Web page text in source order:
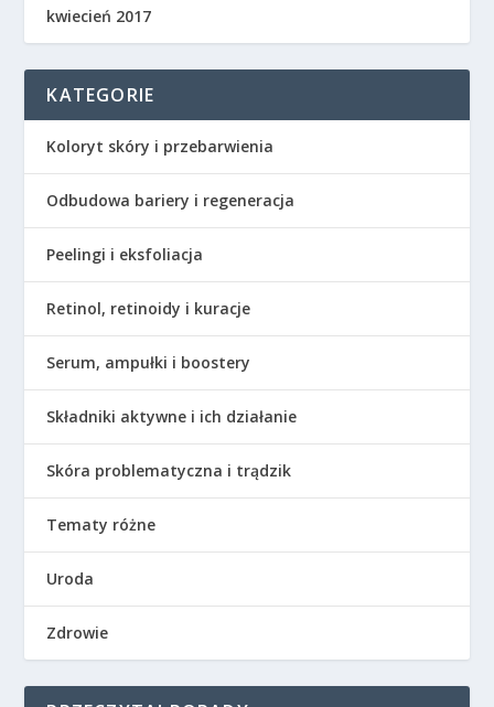
kwiecień 2017
KATEGORIE
Koloryt skóry i przebarwienia
Odbudowa bariery i regeneracja
Peelingi i eksfoliacja
Retinol, retinoidy i kuracje
Serum, ampułki i boostery
Składniki aktywne i ich działanie
Skóra problematyczna i trądzik
Tematy różne
Uroda
Zdrowie